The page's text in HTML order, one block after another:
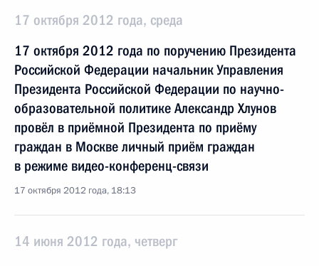
17 октября 2012 года, среда
17 октября 2012 года по поручению Президента
Российской Федерации начальник Управления
Президента Российской Федерации по научно-
образовательной политике Александр Хлунов
провёл в приёмной Президента по приёму
граждан в Москве личный приём граждан
в режиме видео-конференц-связи
17 октября 2012 года, 18:13
14 июня 2012 года, четверг